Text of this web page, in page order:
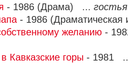
- 1986 (Драма) ... гостья
- 1986
желанию -
Кавказские горы - 1981